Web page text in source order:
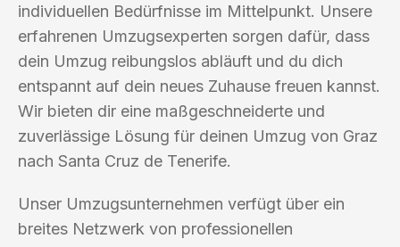
individuellen Bedürfnisse im Mittelpunkt. Unsere
erfahrenen Umzugsexperten sorgen dafür, dass
dein Umzug reibungslos abläuft und du dich
entspannt auf dein neues Zuhause freuen kannst.
Wir bieten dir eine maßgeschneiderte und
zuverlässige Lösung für deinen Umzug von Graz
nach Santa Cruz de Tenerife.
Unser Umzugsunternehmen verfügt über ein
breites Netzwerk von professionellen